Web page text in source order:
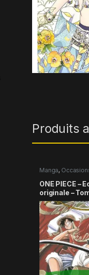
Produits
Manga,
ONE PIECE –
originale –